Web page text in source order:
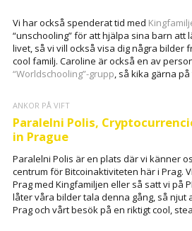
Vi har också spenderat tid med
“unschooling” för att hjälpa sina barn att
livet, så vi vill också visa dig några bilder
cool familj. Caroline är också en av
“Worldschooling”-grupp, så kika gärna
ANKOR PÅ VIFT
Paralelni Polis,
in Prague
Paralelni Polis är en plats där vi känner
centrum för Bitcoinaktiviteten här i Prag.
Prag med Kingfamiljen eller så satt vi på
låter våra bilder tala denna gång, så njut
Prag och vårt besök på en riktigt cool,